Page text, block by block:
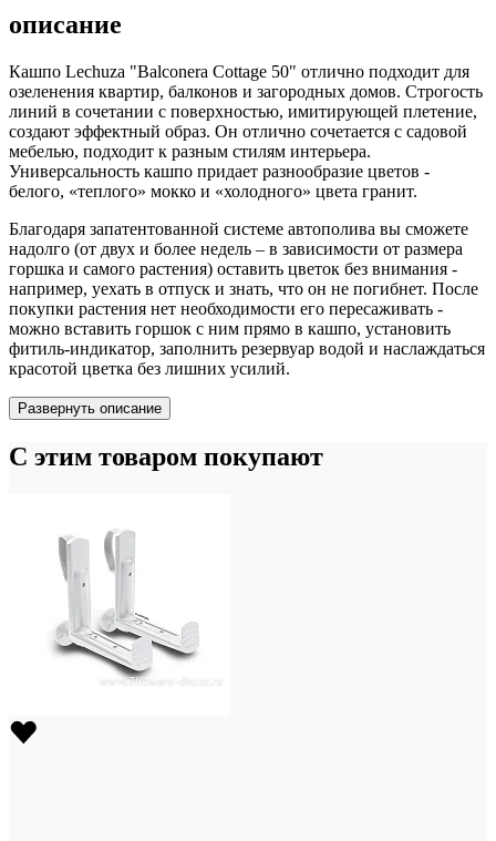
описание
Кашпо Lechuza "Balconera Cottage 50" отлично подходит для
озеленения квартир, балконов и загородных домов. Строгость
линий в сочетании с поверхностью, имитирующей плетение,
создают эффектный образ. Он отлично сочетается с садовой
мебелью, подходит к разным стилям интерьера.
Универсальность кашпо придает разнообразие цветов -
белого, «теплого» мокко и «холодного» цвета гранит.
Благодаря запатентованной системе автополива вы сможете
надолго (от двух и более недель – в зависимости от размера
горшка и самого растения) оставить цветок без внимания -
например, уехать в отпуск и знать, что он не погибнет. После
покупки растения нет необходимости его пересаживать -
можно вставить горшок с ним прямо в кашпо, установить
фитиль-индикатор, заполнить резервуар водой и наслаждаться
красотой цветка без лишних усилий.
Развернуть описание
С этим товаром покупают